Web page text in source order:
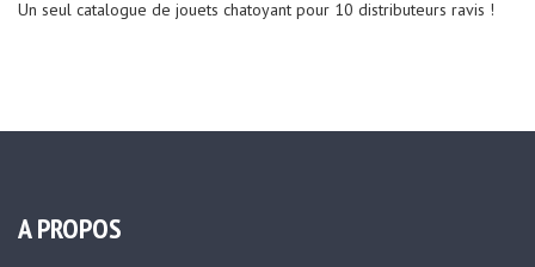
Un seul catalogue de jouets chatoyant pour 10 distributeurs ravis !
A PROPOS